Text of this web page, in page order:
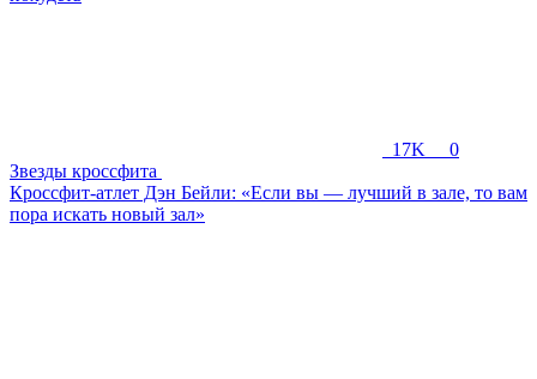
17K
0
Звезды кроссфита
Кроссфит-атлет Дэн Бейли: «Если вы — лучший в зале, то вам
пора искать новый зал»